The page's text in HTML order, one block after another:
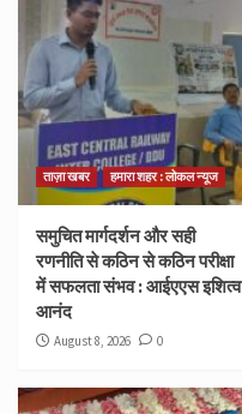
ताज़ा खबर हमारा शहर : लोकल न्यूज
समुचित मार्गदर्शन और सही
रणनीति से कठिन से कठिन परीक्षा
में सफलता संभव : आईएएस इशित्व
आनंद
August 8, 2026 0